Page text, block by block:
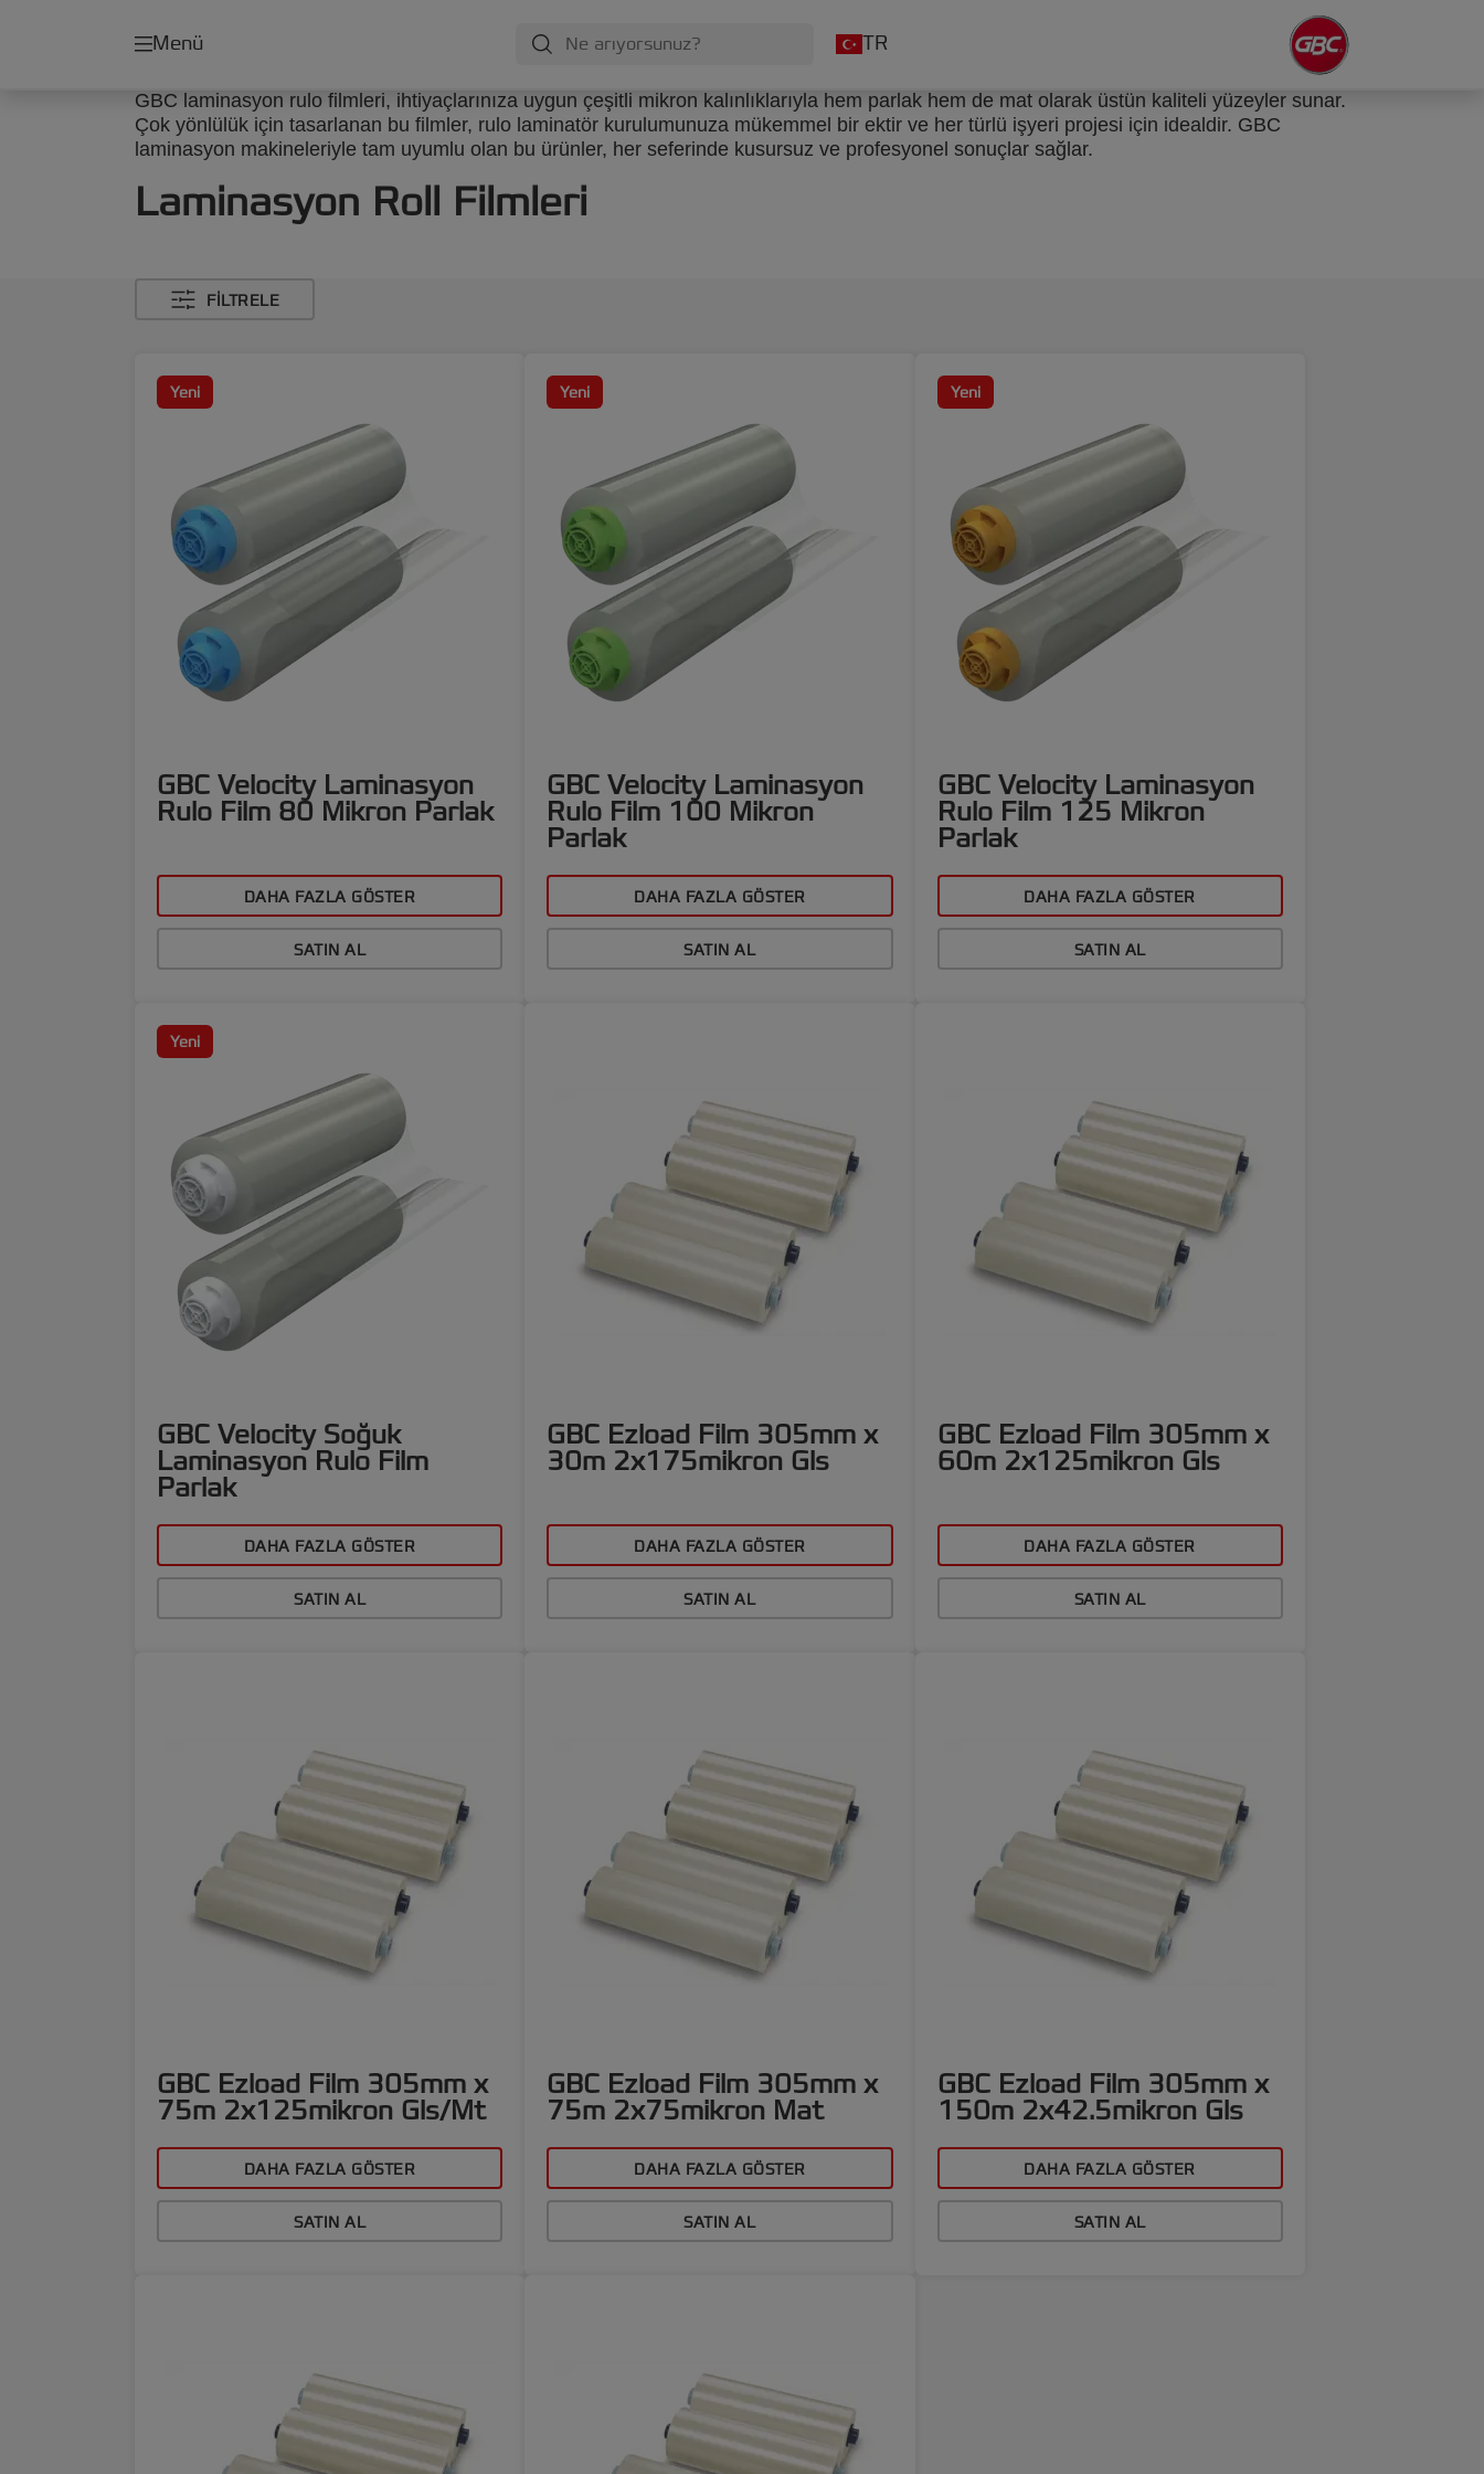
Menü TR
GBC laminasyon rulo filmleri, ihtiyaçlarınıza uygun çeşitli mikron kalınlıklarıyla hem parlak hem de mat olarak üstün kaliteli yüzeyler sunar.
Çok yönlülük için tasarlanan bu filmler, rulo laminatör kurulumunuza mükemmel bir ektir ve her türlü işyeri projesi için idealdir. GBC
laminasyon makineleriyle tam uyumlu olan bu ürünler, her seferinde kusursuz ve profesyonel sonuçlar sağlar.
Laminasyon Roll Filmleri
FILTRELE
Yeni
GBC Velocity Laminasyon
Rulo Film 80 Mikron Parlak
DAHA FAZLA GÖSTER
SATIN AL
Yeni
GBC Velocity Laminasyon
Rulo Film 100 Mikron
Parlak
DAHA FAZLA GÖSTER
SATIN AL
Yeni
GBC Velocity Laminasyon
Rulo Film 125 Mikron
Parlak
DAHA FAZLA GÖSTER
SATIN AL
Yeni
GBC Velocity Soğuk
Laminasyon Rulo Film
Parlak
DAHA FAZLA GÖSTER
SATIN AL
GBC Ezload Film 305mm x
30m 2x175mikron Gls
DAHA FAZLA GÖSTER
SATIN AL
GBC Ezload Film 305mm x
60m 2x125mikron Gls
DAHA FAZLA GÖSTER
SATIN AL
GBC Ezload Film 305mm x
75m 2x125mikron Gls/Mt
DAHA FAZLA GÖSTER
SATIN AL
GBC Ezload Film 305mm x
75m 2x75mikron Mat
DAHA FAZLA GÖSTER
SATIN AL
GBC Ezload Film 305mm x
150m 2x42.5mikron Gls
DAHA FAZLA GÖSTER
SATIN AL